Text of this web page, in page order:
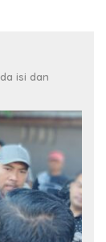
isi dan